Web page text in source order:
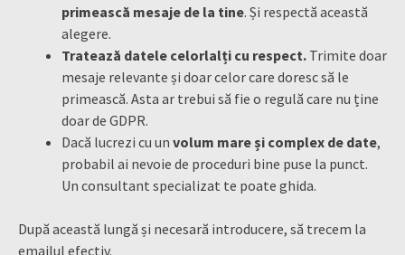
primească mesaje de la tine. Și respectă această
alegere.
Tratează datele celorlalți cu respect. Trimite doar
mesaje relevante și doar celor care doresc să le
primească. Asta ar trebui să fie o regulă care nu ține
doar de GDPR.
Dacă lucrezi cu un volum mare și complex de date,
probabil ai nevoie de proceduri bine puse la punct.
Un consultant specializat te poate ghida.
După această lungă și necesară introducere, să trecem la
emailul efectiv.